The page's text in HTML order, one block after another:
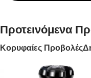
Προτεινόμενα
Κορυφαίες Προβολές